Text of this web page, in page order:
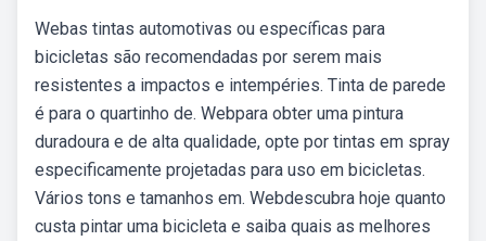
Webas tintas automotivas ou específicas para
bicicletas são recomendadas por serem mais
resistentes a impactos e intempéries. Tinta de parede
é para o quartinho de. Webpara obter uma pintura
duradoura e de alta qualidade, opte por tintas em spray
especificamente projetadas para uso em bicicletas.
Vários tons e tamanhos em. Webdescubra hoje quanto
custa pintar uma bicicleta e saiba quais as melhores